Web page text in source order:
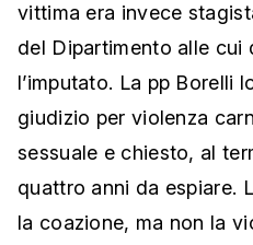
vittima era invece
del Dipartimento alle cui
l’imputato. La pp Borelli
giudizio per violenza
sessuale e chiesto, al
quattro anni da espiare.
la coazione, ma non la